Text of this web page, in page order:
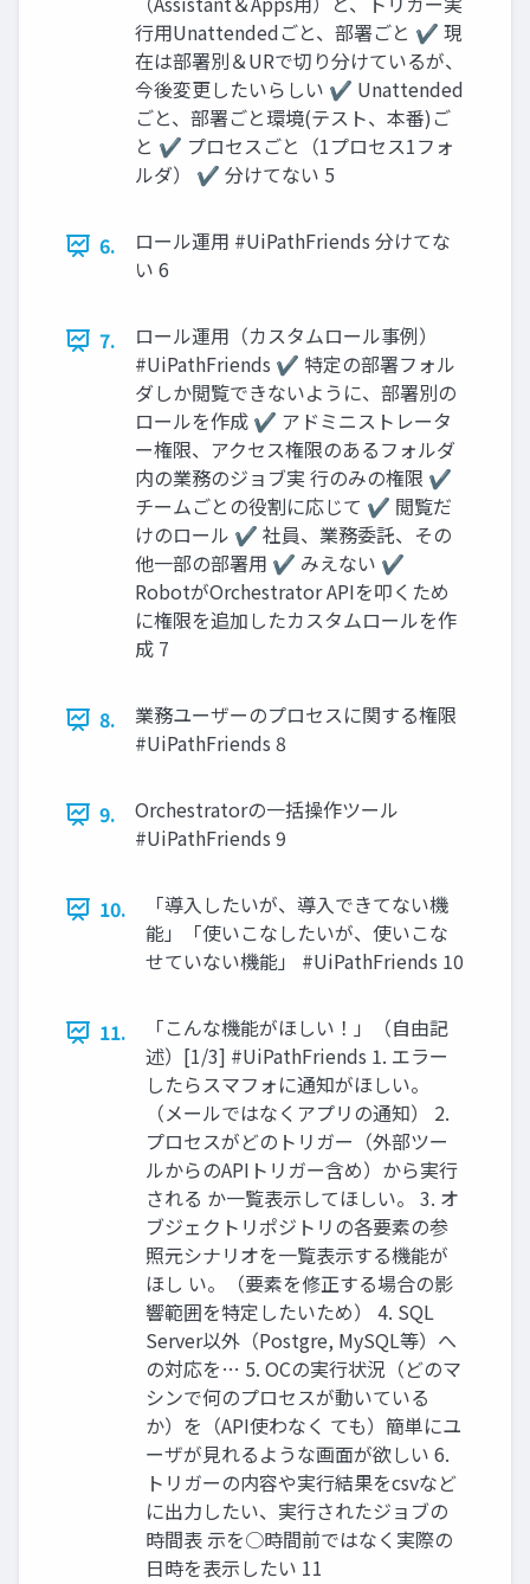
行用Unattendedごと、部署ごと ✔ 現
在は部署別＆URで切り分けているが、
今後変更したいらしい ✔ Unattended
ごと、部署ごと環境(テスト、本番)ご
と ✔ プロセスごと（1プロセス1フォ
ルダ） ✔ 分けてない 5
6.
ロール運用 #UiPathFriends 分けてな
い 6
7.
ロール運用（カスタムロール事例）
#UiPathFriends ✔ 特定の部署フォル
ダしか閲覧できないように、部署別の
ロールを作成 ✔ アドミニストレータ
ー権限、アクセス権限のあるフォルダ
内の業務のジョブ実 行のみの権限 ✔
チームごとの役割に応じて ✔ 閲覧だ
けのロール ✔ 社員、業務委託、その
他一部の部署用 ✔ みえない ✔
RobotがOrchestrator APIを叩くため
に権限を追加したカスタムロールを作
成 7
8.
業務ユーザーのプロセスに関する権限
#UiPathFriends 8
9.
Orchestratorの一括操作ツール
#UiPathFriends 9
10.
「導入したいが、導入できてない機
能」「使いこなしたいが、使いこな
せていない機能」 #UiPathFriends 10
11.
「こんな機能がほしい！」（自由記
述）[1/3] #UiPathFriends 1. エラー
したらスマフォに通知がほしい。
（メールではなくアプリの通知） 2.
プロセスがどのトリガー（外部ツー
ルからのAPIトリガー含め）から実行
される か一覧表示してほしい。 3. オ
ブジェクトリポジトリの各要素の参
照元シナリオを一覧表示する機能が
ほし い。（要素を修正する場合の影
響範囲を特定したいため） 4. SQL
Server以外（Postgre, MySQL等）へ
の対応を… 5. OCの実行状況（どのマ
シンで何のプロセスが動いている
か）を（API使わなく ても）簡単にユ
ーザが見れるような画面が欲しい 6.
トリガーの内容や実行結果をcsvなど
に出力したい、実行されたジョブの
時間表 示を○時間前ではなく実際の
日時を表示したい 11